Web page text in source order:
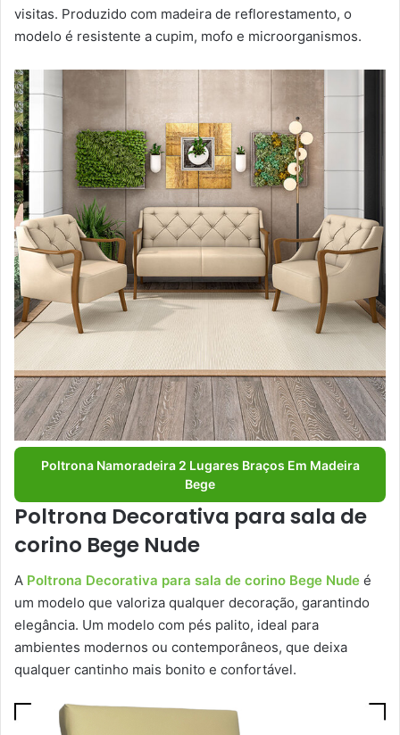
visitas. Produzido com madeira de reflorestamento, o
modelo é resistente a cupim, mofo e microorganismos.
Poltrona Namoradeira 2 Lugares Braços Em Madeira
Bege
Poltrona Decorativa para sala de
corino Bege Nude
A Poltrona Decorativa para sala de corino Bege Nude é
um modelo que valoriza qualquer decoração, garantindo
elegância. Um modelo com pés palito, ideal para
ambientes modernos ou contemporâneos, que deixa
qualquer cantinho mais bonito e confortável.